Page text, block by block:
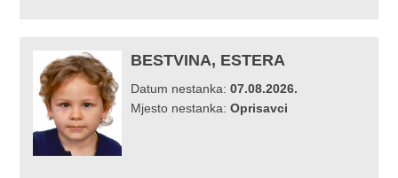
BESTVINA, ESTERA
Datum nestanka:07.08.2026.
Mjesto nestanka:Oprisavci